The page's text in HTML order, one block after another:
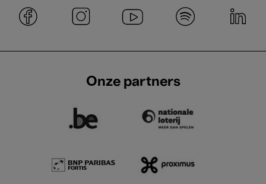
Onze partners